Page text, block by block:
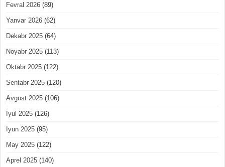
Fevral 2026 (89)
Yanvar 2026 (62)
Dekabr 2025 (64)
Noyabr 2025 (113)
Oktabr 2025 (122)
Sentabr 2025 (120)
Avgust 2025 (106)
Iyul 2025 (126)
Iyun 2025 (95)
May 2025 (122)
Aprel 2025 (140)